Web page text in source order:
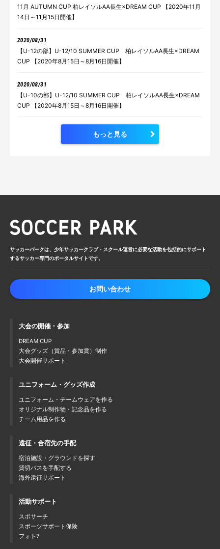
11月 AUTUMN CUP 柏レイソルAA長生×DREAM CUP 【2020年11月
14日～11月15日開催】
2020/08/31
【U-12の部】U-12/10 SUMMER CUP 柏レイソルAA長生×DREAM
CUP 【2020年8月15日～8月16日開催】
2020/08/31
【U-10の部】U-12/10 SUMMER CUP 柏レイソルAA長生×DREAM
CUP 【2020年8月15日～8月16日開催】
もっと見る
大会の開催・参加
DREAM CUP
大会グッズ（賞品・参加賞）制作
大会開催サポート
ユニフォーム・グッズ作成
ユニフォーム・チームウェアを作る
オリジナル制作物・記念品を作る
チーム用品を作る
遠征・合宿先の手配
宿泊施設・グラウンドを探す
貸切バスを手配する
海外遠征サポート
活動サポート
スポサーチ
スポーツサポート保険
フォト7
サッカーパークは、少年サッカークラブ・ スクール運営に必要な活動を包括的にサポート
するサッカー専門のポータルサイトです。
お問い合わせ